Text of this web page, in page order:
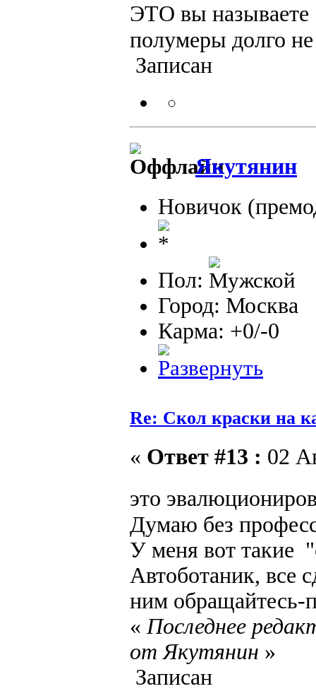
ЭТО вы
полумеры долго
Записан
Якутянин
Новичок
Пол:
Город: Москва
Карма: +0/-0
Re: Скол краски на
« Ответ #13 : 02
это
Думаю без
У меня вот такие
Автоботаник, все
ним обращайтесь-
«Последнее
от Якутянин »
Записан